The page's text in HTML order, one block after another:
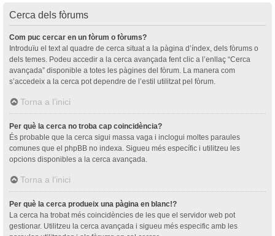
Cerca dels fòrums
Com puc cercar en un fòrum o fòrums?
Introduïu el text al quadre de cerca situat a la pàgina d’índex, dels fòrums o
dels temes. Podeu accedir a la cerca avançada fent clic a l’enllaç “Cerca
avançada” disponible a totes les pàgines del fòrum. La manera com
s’accedeix a la cerca pot dependre de l’estil utilitzat pel fòrum.
Torna a l’inici
Per què la cerca no troba cap coincidència?
És probable que la cerca sigui massa vaga i inclogui moltes paraules
comunes que el phpBB no indexa. Sigueu més específic i utilitzeu les
opcions disponibles a la cerca avançada.
Torna a l’inici
Per què la cerca produeix una pàgina en blanc!?
La cerca ha trobat més coincidències de les que el servidor web pot
gestionar. Utilitzeu la cerca avançada i sigueu més especific amb les